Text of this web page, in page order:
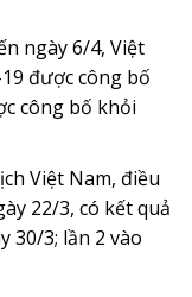
ngày 6/4, Việt
được công bố
công bố khỏi
Việt Nam, điều
22/3, có kết quả
30/3; lần 2 vào